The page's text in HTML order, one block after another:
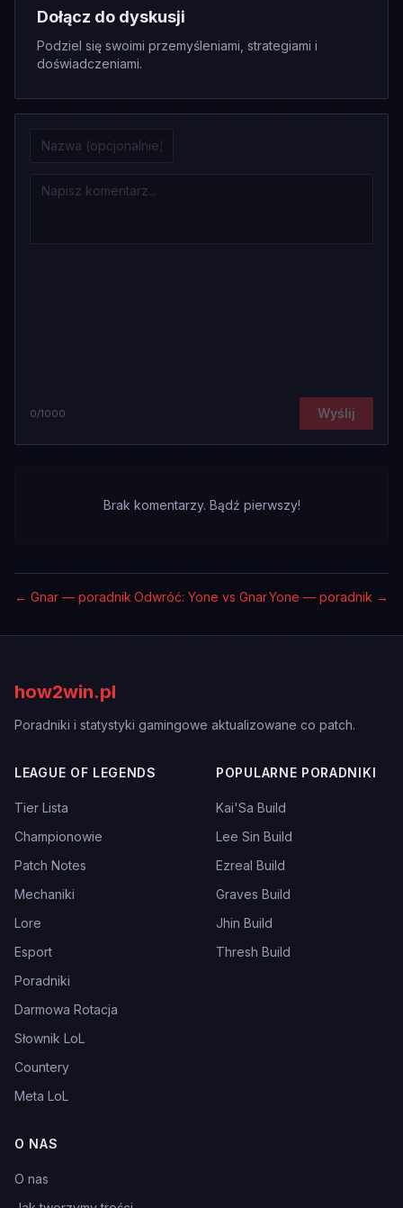
Dołącz do dyskusji
Podziel się swoimi przemyśleniami, strategiami i
doświadczeniami.
0/1000 Wyślij
Brak komentarzy. Bądź pierwszy!
← Gnar — poradnik Odwróć: Yone vs GnarYone — poradnik →
how2win.pl
Poradniki i statystyki gamingowe aktualizowane co patch.
LEAGUE OF LEGENDS
Tier Lista
Championowie
Patch Notes
Mechaniki
Lore
Esport
Poradniki
Darmowa Rotacja
Słownik LoL
Countery
Meta LoL
POPULARNE PORADNIKI
Kai'Sa Build
Lee Sin Build
Ezreal Build
Graves Build
Jhin Build
Thresh Build
O NAS
O nas